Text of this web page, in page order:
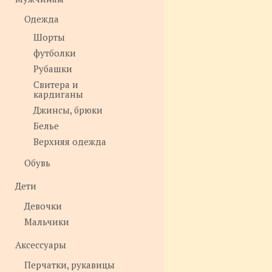
Одежда
Шорты
футболки
Рубашки
Свитера и
кардиганы
Джинсы, брюки
Белье
Верхняя одежда
Обувь
Дети
Девочки
Мальчики
Аксессуары
Перчатки, рукавицы